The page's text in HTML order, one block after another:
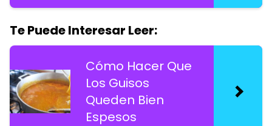
Te Puede Interesar Leer:
Cómo Hacer Que
Los Guisos
Queden Bien
Espesos